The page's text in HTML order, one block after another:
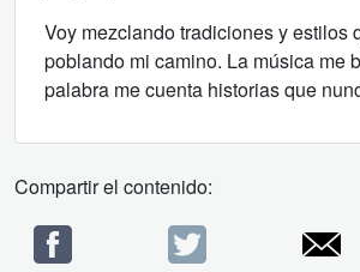
Voy mezclando tradiciones y estilos
poblando mi camino. La música me
palabra me cuenta historias que
Compartir el contenido: